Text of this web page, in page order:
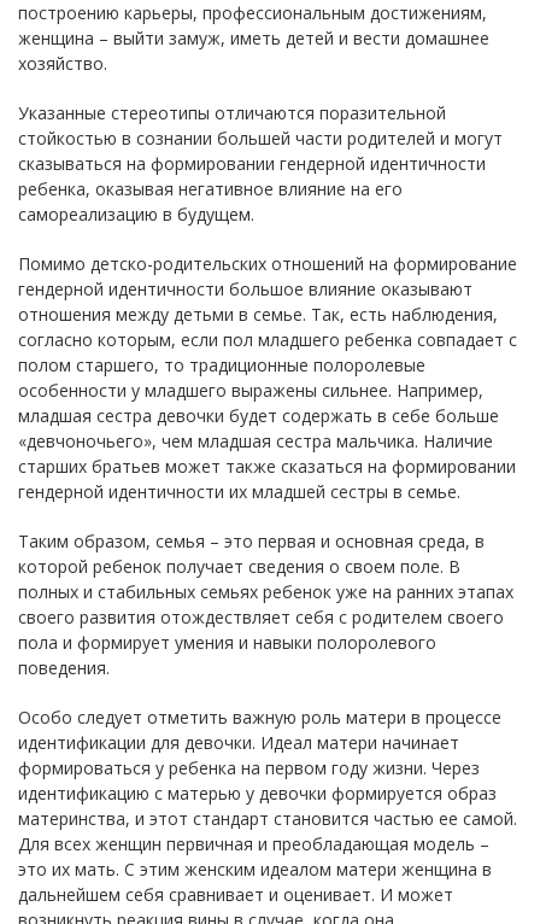
построению карьеры, профессиональным достижениям,
женщина – выйти замуж, иметь детей и вести домашнее
хозяйство.
Указанные стереотипы отличаются поразительной
стойкостью в сознании большей части родителей и могут
сказываться на формировании гендерной идентичности
ребенка, оказывая негативное влияние на его
самореализацию в будущем.
Помимо детско-родительских отношений на формирование
гендерной идентичности большое влияние оказывают
отношения между детьми в семье. Так, есть наблюдения,
согласно которым, если пол младшего ребенка совпадает с
полом старшего, то традиционные полоролевые
особенности у младшего выражены сильнее. Например,
младшая сестра девочки будет содержать в себе больше
«девчоночьего», чем младшая сестра мальчика. Наличие
старших братьев может также сказаться на формировании
гендерной идентичности их младшей сестры в семье.
Таким образом, семья – это первая и основная среда, в
которой ребенок получает сведения о своем поле. В
полных и стабильных семьях ребенок уже на ранних этапах
своего развития отождествляет себя с родителем своего
пола и формирует умения и навыки полоролевого
поведения.
Особо следует отметить важную роль матери в процессе
идентификации для девочки. Идеал матери начинает
формироваться у ребенка на первом году жизни. Через
идентификацию с матерью у девочки формируется образ
материнства, и этот стандарт становится частью ее самой.
Для всех женщин первичная и преобладающая модель –
это их мать. С этим женским идеалом матери женщина в
дальнейшем себя сравнивает и оценивает. И может